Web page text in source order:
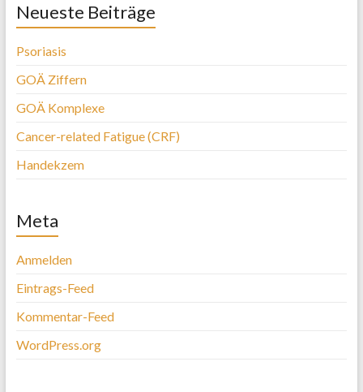
Neueste Beiträge
Psoriasis
GOÄ Ziffern
GOÄ Komplexe
Cancer-related Fatigue (CRF)
Handekzem
Meta
Anmelden
Eintrags-Feed
Kommentar-Feed
WordPress.org